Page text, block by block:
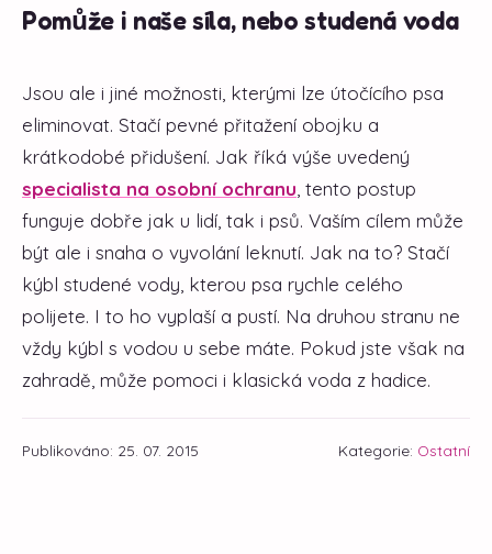
Pomůže i naše síla, nebo studená voda
Jsou ale i jiné možnosti, kterými lze útočícího psa
eliminovat. Stačí pevné přitažení obojku a
krátkodobé přidušení. Jak říká výše uvedený
specialista na osobní ochranu , tento postup
funguje dobře jak u lidí, tak i psů. Vaším cílem může
být ale i snaha o vyvolání leknutí. Jak na to? Stačí
kýbl studené vody, kterou psa rychle celého
polijete. I to ho vyplaší a pustí. Na druhou stranu ne
vždy kýbl s vodou u sebe máte. Pokud jste však na
zahradě, může pomoci i klasická voda z hadice.
Publikováno: 25. 07. 2015 Kategorie: Ostatní